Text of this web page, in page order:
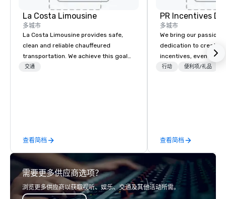
La Costa Limousine
多城市
La Costa Limousine provides safe,
clean and reliable chauffeured
transportation. We achieve this goal
with highly trained chauffeurs, the
late model luxury vehicles to the
highly experienced and professional
team of chauffeurs and support staff;
you will know quality when you travel
with La Costa Limousine.
交通
查看简档
PR Incentives
多城市
We bring our passion,
dedication to create
incentives, events,
meetings, product
行动 便利项/礼品
查看简档
需要更多供应商选项？
浏览更多供应商以获取视听、娱乐、交通及其他活动所需。